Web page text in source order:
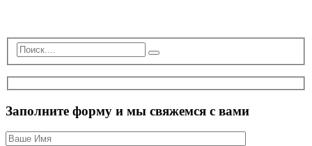
Заполните форму и мы свяжемся с вами